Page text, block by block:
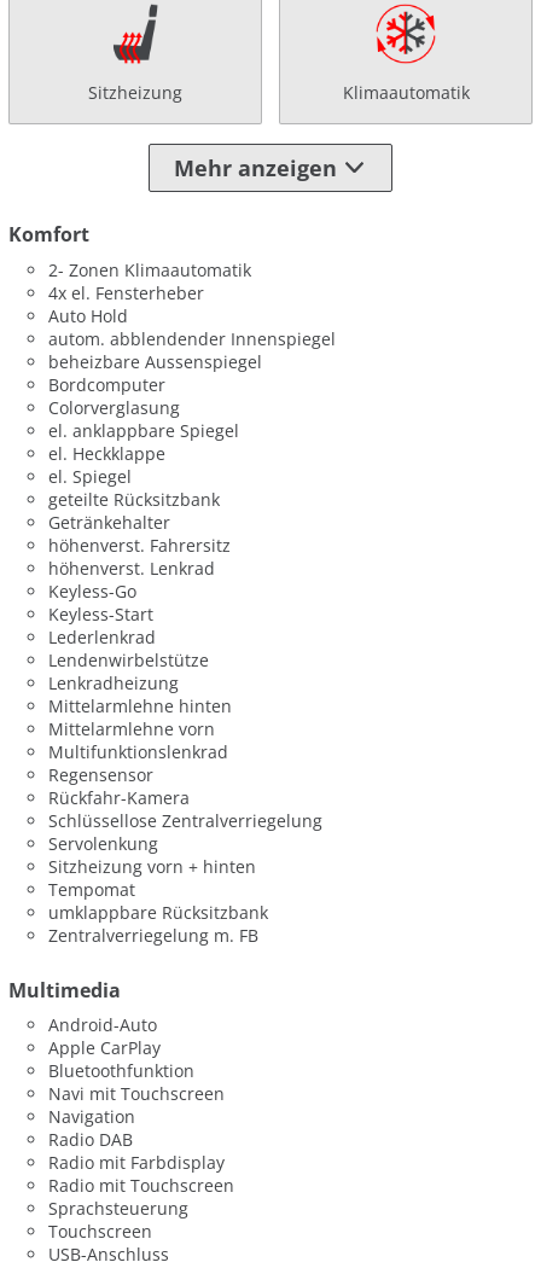
Sitzheizung Klimaautomatik
Mehr anzeigen
Komfort
2- Zonen Klimaautomatik
4x el. Fensterheber
Auto Hold
autom. abblendender Innenspiegel
beheizbare Aussenspiegel
Bordcomputer
Colorverglasung
el. anklappbare Spiegel
el. Heckklappe
el. Spiegel
geteilte Rücksitzbank
Getränkehalter
höhenverst. Fahrersitz
höhenverst. Lenkrad
Keyless-Go
Keyless-Start
Lederlenkrad
Lendenwirbelstütze
Lenkradheizung
Mittelarmlehne hinten
Mittelarmlehne vorn
Multifunktionslenkrad
Regensensor
Rückfahr-Kamera
Schlüssellose Zentralverriegelung
Servolenkung
Sitzheizung vorn + hinten
Tempomat
umklappbare Rücksitzbank
Zentralverriegelung m. FB
Multimedia
Android-Auto
Apple CarPlay
Bluetoothfunktion
Navi mit Touchscreen
Navigation
Radio DAB
Radio mit Farbdisplay
Radio mit Touchscreen
Sprachsteuerung
Touchscreen
USB-Anschluss